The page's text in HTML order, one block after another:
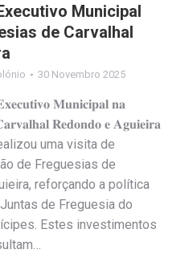
Municipal
de Carvalhal
30 Novembro 2025
𝐌𝐮𝐧𝐢𝐜𝐢𝐩𝐚𝐥 𝐧𝐚
𝐑𝐞𝐝𝐨𝐧𝐝𝐨 𝐞 𝐀𝐠𝐮𝐢𝐞𝐢𝐫𝐚
uma visita de
de Freguesias de
reforçando a política
de Freguesia do
Estes investimentos